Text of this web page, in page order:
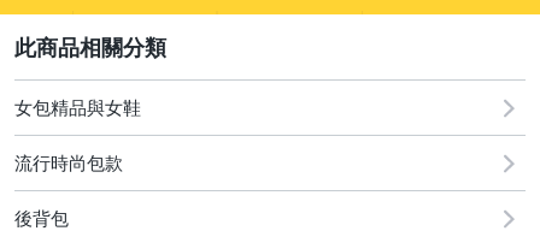
女裝與服飾配件
手錶與飾品配件
女包精品與女鞋
女包精品與女鞋
流行時尚包款
後背包